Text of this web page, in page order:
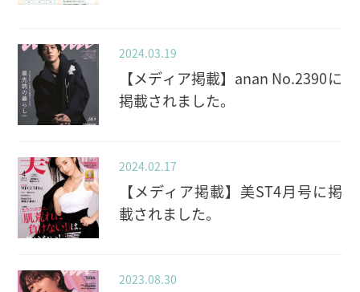
2024.03.19
【メディア掲載】anan No.2390に
掲載されました。
2024.02.17
【メディア掲載】美ST4月号に掲
載されました。
2023.08.30